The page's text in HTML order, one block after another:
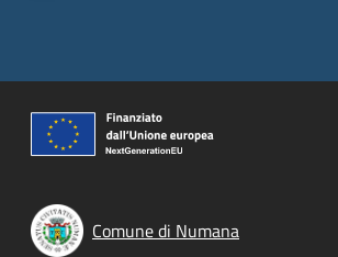
Comune di Numana